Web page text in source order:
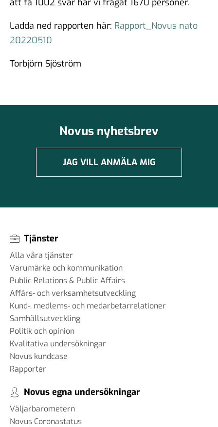
Ladda ned rapporten här: Rapport_Novus nato
20220510
Torbjörn Sjöström
Novus nyhetsbrev
JAG VILL ANMÄLA MIG
Tjänster
Alla våra tjänster
Varumärke och kommunikation
Public Relations & Public Affairs
Affärs- och verksamhetsutveckling
Kund-, medlems- och medarbetarrelationer
Samhällsutveckling
Politik och opinion
Kvalitativa undersökningar
Novus kundcase
Rapporter
Novus egna undersökningar
Väljarbarometern
Novus Coronastatus